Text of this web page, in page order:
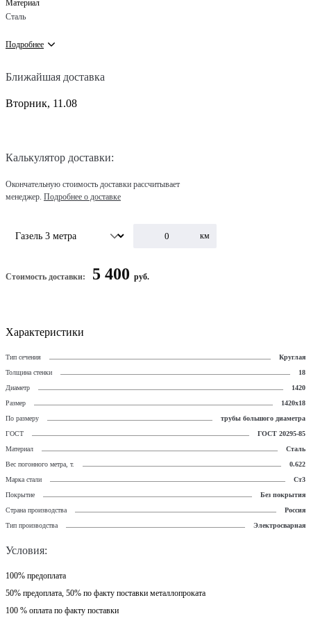
Материал
Сталь
Подробнее
Ближайшая доставка
Вторник, 11.08
Калькулятор доставки:
Окончательную стоимость доставки рассчитывает
менеджер. Подробнее о доставке
км
Стоимость доставки: 5 400 руб.
Характеристики
Тип сечения
Круглая
Толщина стенки
18
Диаметр
1420
Размер
1420х18
По размеру
трубы большого диаметра
ГОСТ
ГОСТ 20295-85
Материал
Сталь
Вес погонного метра, т.
0.622
Марка стали
Ст3
Покрытие
Без покрытия
Страна производства
Россия
Тип производства
Электросварная
Условия:
100% предоплата
50% предоплата, 50% по факту поставки металлопроката
100 % оплата по факту поставки